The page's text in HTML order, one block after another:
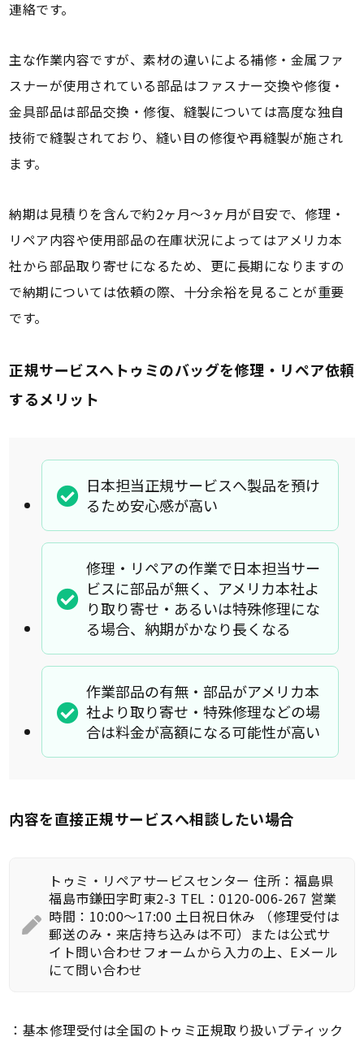
連絡です。
主な作業内容ですが、素材の違いによる補修・金属ファ
スナーが使用されている部品はファスナー交換や修復・
金具部品は部品交換・修復、縫製については高度な独自
技術で縫製されており、縫い目の修復や再縫製が施され
ます。
納期は見積りを含んで約2ヶ月～3ヶ月が目安で、修理・
リペア内容や使用部品の在庫状況によってはアメリカ本
社から部品取り寄せになるため、更に長期になりますの
で納期については依頼の際、十分余裕を見ることが重要
です。
正規サービスへトゥミのバッグを修理・リペア依頼
するメリット
日本担当正規サービスへ製品を預け
るため安心感が高い
修理・リペアの作業で日本担当サー
ビスに部品が無く、アメリカ本社よ
り取り寄せ・あるいは特殊修理にな
る場合、納期がかなり長くなる
作業部品の有無・部品がアメリカ本
社より取り寄せ・特殊修理などの場
合は料金が高額になる可能性が高い
内容を直接正規サービスへ相談したい場合
トゥミ・リペアサービスセンター 住所：福島県
福島市鎌田字町東2-3 TEL：0120-006-267 営業
時間：10:00～17:00 土日祝日休み （修理受付は
郵送のみ・来店持ち込みは不可）または公式サ
イト問い合わせフォームから入力の上、Eメール
にて問い合わせ
：基本修理受付は全国のトゥミ正規取り扱いブティック